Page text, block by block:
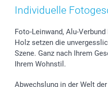
Zubehör & Material
Foto-Kalender & Agenden
Sticker & Etiketten
Geschenk-Gutscheine (PDF)
AGB
Presse
Partnerprogramme
Investor Relations
B2B smartbusiness
Widerrufsrecht
Muttertag
Kommunion & Konfirmation
Hochzeit
Geburtstag
Geburt
Zu allen Anlässen
Preise und Versandkosten
48h Lieferung
Zahlungsmöglichkeiten
Anmelden /Registrieren
Sitemap
Status der Bestellung
Individuelle
Foto-Leinwand, Alu-
Holz setzen die
Szene. Ganz nach Ihrem
Ihrem Wohnstil.
Abwechslung in der Welt